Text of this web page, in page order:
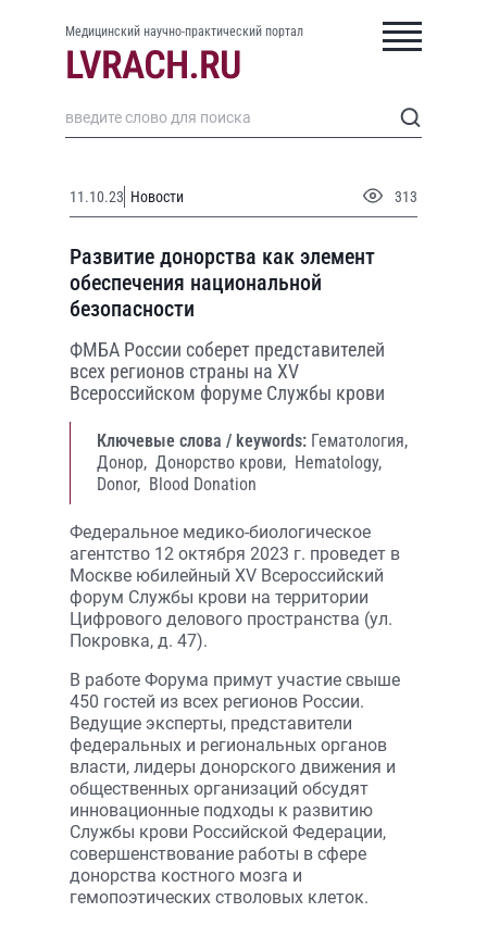
Медицинский научно-практический портал
11.10.23 Новости 313
Развитие донорства как элемент
обеспечения национальной
безопасности
ФМБА России соберет представителей
всех регионов страны на XV
Всероссийском форуме Службы крови
Ключевые слова / keywords: Гематология,
Донор, Донорство крови, Hematology,
Donor, Blood Donation
Федеральное медико-биологическое
агентство 12 октября 2023 г. проведет в
Москве юбилейный XV Всероссийский
форум Службы крови на территории
Цифрового делового пространства (ул.
Покровка, д. 47).
В работе Форума примут участие свыше
450 гостей из всех регионов России.
Ведущие эксперты, представители
федеральных и региональных органов
власти, лидеры донорского движения и
общественных организаций обсудят
инновационные подходы к развитию
Службы крови Российской Федерации,
совершенствование работы в сфере
донорства костного мозга и
гемопоэтических стволовых клеток.